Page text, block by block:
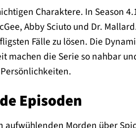
Charaktere. In Season
Abby Sciuto und Dr.
Fälle zu lösen. Die
die Serie so nahbar
Episoden